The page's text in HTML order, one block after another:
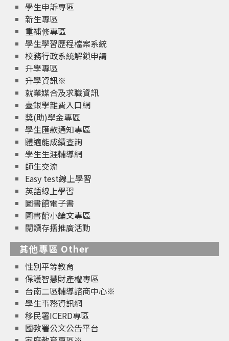
學生申訴專區
新生專區
重補修專區
學生學習歷程檔案系統
校務行政系統解鎖申請
升學專區
升學資訊※
就業媒合及求職資訊
臺銀學雜費入口網
獎(助)學金專區
學生匯款通知專區
體適能成績查詢
學生生涯輔導網
師生交流
Easy test線上學習
英語線上學習
圖書館電子書
圖書館小論文專區
閱讀存摺推廣活動
其他專區 Other
性別平等教育
保護智慧財產權專區
台南二區輔導諮商中心※
學生事務資訊網
移民署ICERD專區
國教署公文公告平台